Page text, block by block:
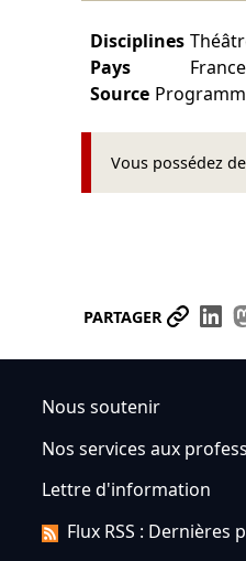
Disciplines
Pays
France
Source
Vous possédez
PARTAGER
Nous soutenir
Nos services aux
Lettre d'information
Flux RSS :